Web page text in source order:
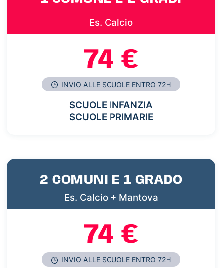
Es. Calcio
74 €
INVIO ALLE SCUOLE ENTRO 72H
SCUOLE INFANZIA
SCUOLE PRIMARIE
2 COMUNI E 1 GRADO
Es. Calcio + Mantova
74 €
INVIO ALLE SCUOLE ENTRO 72H